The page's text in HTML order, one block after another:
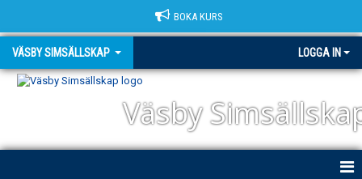
BOKA KURS
VÄSBY SIMSÄLLSKAP LOGGA IN
Väsby